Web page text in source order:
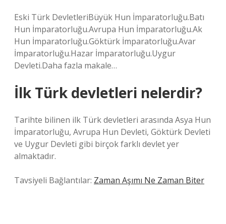
Eski Türk DevletleriBüyük Hun İmparatorluğu.Batı
Hun İmparatorluğu.Avrupa Hun İmparatorluğu.Ak
Hun İmparatorluğu.Göktürk İmparatorluğu.Avar
İmparatorluğu.Hazar İmparatorluğu.Uygur
Devleti.Daha fazla makale…
İlk Türk devletleri nelerdir?
Tarihte bilinen ilk Türk devletleri arasında Asya Hun
İmparatorluğu, Avrupa Hun Devleti, Göktürk Devleti
ve Uygur Devleti gibi birçok farklı devlet yer
almaktadır.
Tavsiyeli Bağlantılar: Zaman Aşımı Ne Zaman Biter